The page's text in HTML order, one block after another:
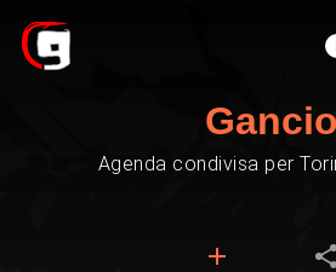
Gancio
Agenda condivisa per